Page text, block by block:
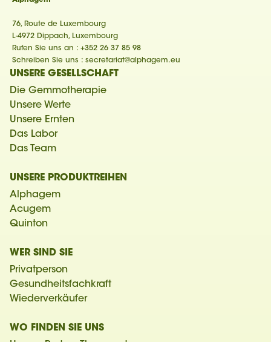
76, Route de Luxembourg
L-4972 Dippach, Luxembourg
Rufen Sie uns an : +352 26 37 85 98
Schreiben Sie uns : secretariat@alphagem.eu
UNSERE GESELLSCHAFT
Die Gemmotherapie
Unsere Werte
Unsere Ernten
Das Labor
Das Team
UNSERE PRODUKTREIHEN
Alphagem
Acugem
Quinton
WER SIND SIE
Privatperson
Gesundheitsfachkraft
Wiederverkäufer
WO FINDEN SIE UNS